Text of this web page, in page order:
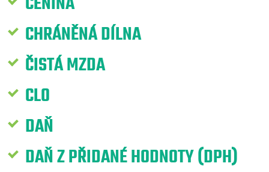
CHRÁNĚNÁ DÍLNA
ČISTÁ MZDA
CLO
DAŇ
DAŇ Z PŘIDANÉ HODNOTY (DPH)